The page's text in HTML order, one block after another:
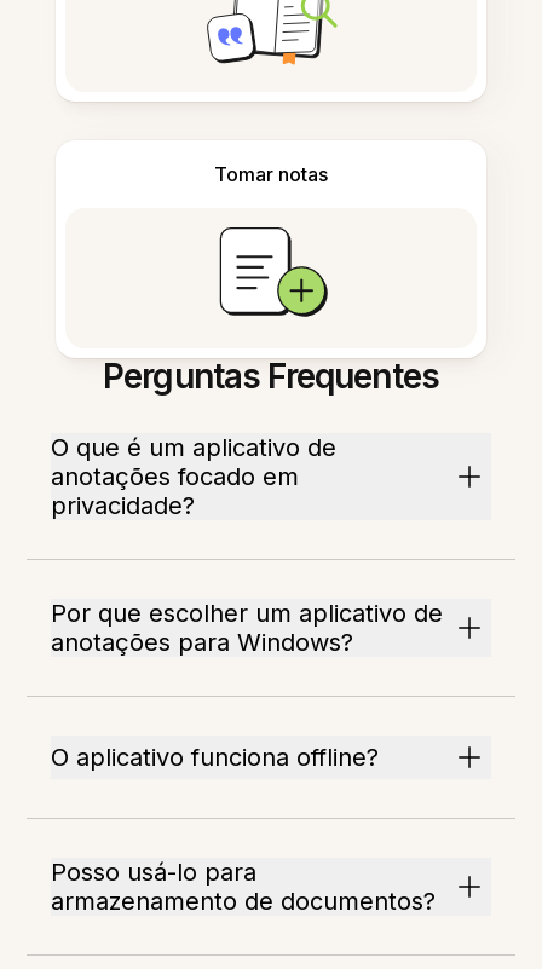
Tomar notas
Perguntas Frequentes
O que é um aplicativo de
anotações focado em
privacidade?
Por que escolher um aplicativo de
anotações para Windows?
O aplicativo funciona offline?
Posso usá-lo para
armazenamento de documentos?